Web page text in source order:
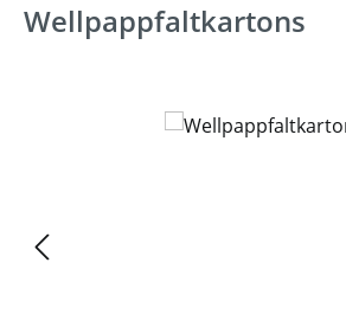
Wellpappfaltkartons
Skip image gallery